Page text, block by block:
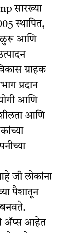
सारख्या
स्थापित,
आणि
ग्राहक
प्रदान
आणि
आणि
जी लोकांना
पैशातून
ॲप्स आहेत